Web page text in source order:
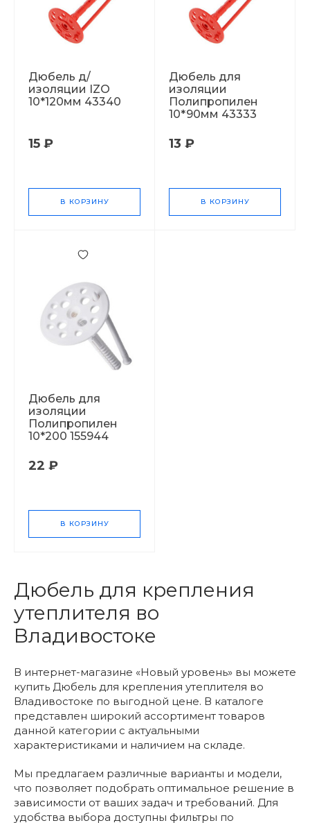
Дюбель д/
изоляции IZO
10*120мм 43340
15 ₽
В КОРЗИНУ
Дюбель для
изоляции
Полипропилен
10*90мм 43333
13 ₽
В КОРЗИНУ
Дюбель для
изоляции
Полипропилен
10*200 155944
22 ₽
В КОРЗИНУ
Дюбель для крепления
утеплителя во
Владивостоке
В интернет-магазине «Новый уровень» вы можете
купить Дюбель для крепления утеплителя во
Владивостоке по выгодной цене. В каталоге
представлен широкий ассортимент товаров
данной категории с актуальными
характеристиками и наличием на складе.
Мы предлагаем различные варианты и модели,
что позволяет подобрать оптимальное решение в
зависимости от ваших задач и требований. Для
удобства выбора доступны фильтры по